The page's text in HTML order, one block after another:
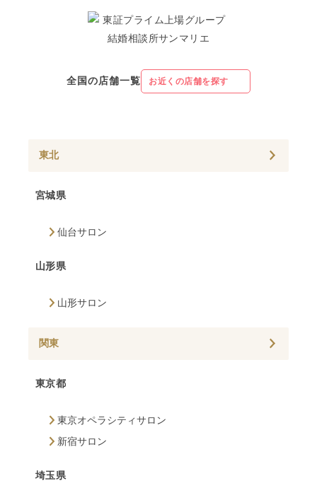
全国の店舗一覧 お近くの店舗を探す
東北
宮城県
仙台サロン
山形県
山形サロン
関東
東京都
東京オペラシティサロン
新宿サロン
埼玉県